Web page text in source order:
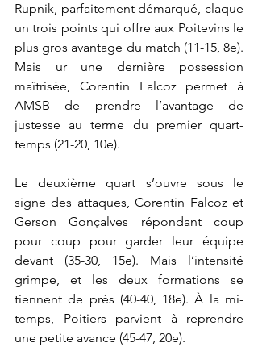
Rupnik, parfaitement démarqué, claque
un trois points qui offre aux Poitevins le
plus gros avantage du match (11-15, 8e).
Mais ur une dernière possession
maîtrisée, Corentin Falcoz permet à
AMSB de prendre l’avantage de
justesse au terme du premier quart-
temps (21-20, 10e).
Le deuxième quart s’ouvre sous le
signe des attaques, Corentin Falcoz et
Gerson Gonçalves répondant coup
pour coup pour garder leur équipe
devant (35-30, 15e). Mais l’intensité
grimpe, et les deux formations se
tiennent de près (40-40, 18e). À la mi-
temps, Poitiers parvient à reprendre
une petite avance (45-47, 20e).